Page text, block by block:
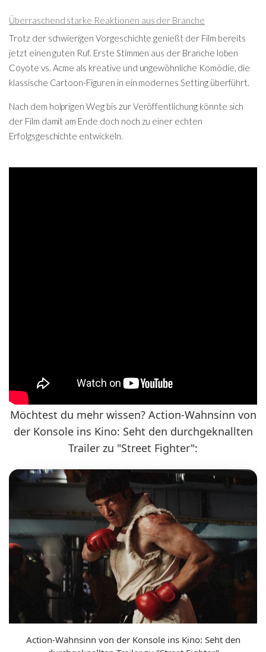
Überraschend starke Reaktionen aus der Branche
Trotz der schwierigen Vorgeschichte genießt der Film bereits
jetzt einen guten Ruf. Erste Stimmen aus der Branche loben
Coyote vs. Acme als kreative und ungewöhnliche Komödie, die
klassische Cartoon-Figuren in ein modernes Setting überführt.
Nach dem holprigen Weg bis zur Veröffentlichung könnte sich
der Film damit am Ende doch noch zu einer echten
Erfolgsgeschichte entwickeln.
Möchtest du mehr wissen? Action-Wahnsinn von
der Konsole ins Kino: Seht den durchgeknallten
Trailer zu "Street Fighter":
Action-Wahnsinn von der Konsole ins Kino: Seht den